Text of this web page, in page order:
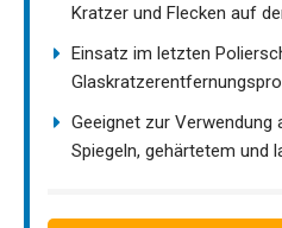
Kratzer und Flecken auf
Einsatz im letzten
Geeignet zur Verwendung
Spiegeln, gehärtetem und